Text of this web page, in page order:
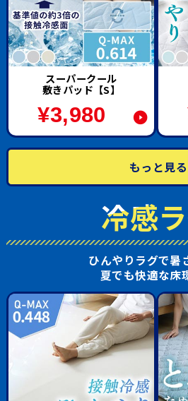
スーパークール
敷きパッド【S】
¥3,980
もっと見る
冷感
ひんやりラグで暑
夏でも快適な床